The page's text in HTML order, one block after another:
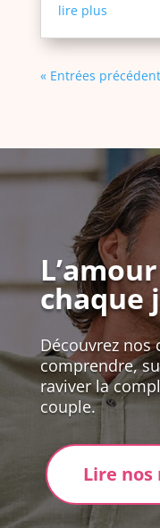
lire plus
« Entrées
chaque
Découvrez
comprendre,
raviver la
couple.
Lire